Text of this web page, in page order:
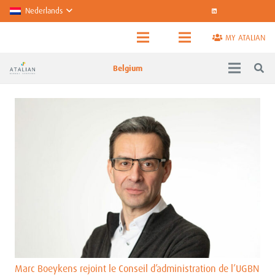
Nederlands
MY ATALIAN
Belgium
Marc Boeykens rejoint le Conseil d’administration de l’UGBN